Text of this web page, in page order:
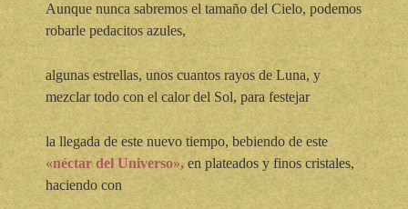
Aunque nunca sabremos el tamaño del Cielo, podemos
robarle pedacitos azules,
algunas estrellas, unos cuantos rayos de Luna, y
mezclar todo con el calor del Sol, para festejar
la llegada de este nuevo tiempo, bebiendo de este
«néctar del Universo», en plateados y finos cristales,
haciendo con